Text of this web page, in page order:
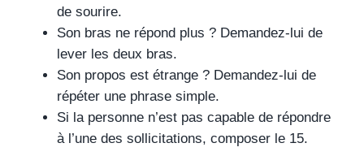
de sourire.
Son bras ne répond plus ? Demandez-lui de
lever les deux bras.
Son propos est étrange ? Demandez-lui de
répéter une phrase simple.
Si la personne n’est pas capable de répondre
à l’une des sollicitations, composer le 15.